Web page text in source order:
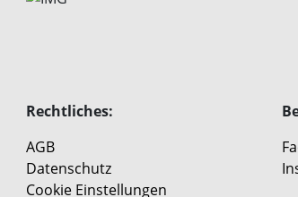
Rechtliches:
AGB
Datenschutz
Cookie Einstellungen